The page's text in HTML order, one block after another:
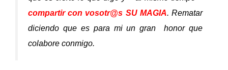
compartir con vosotr@s SU MAGIA. Rematar
diciendo que es para mi un gran honor que
colabore conmigo.